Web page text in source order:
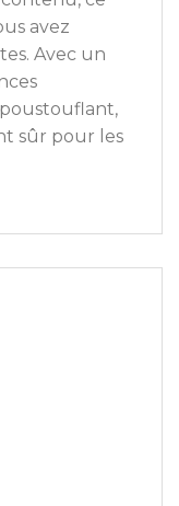
avez
Avec un
sûr pour les